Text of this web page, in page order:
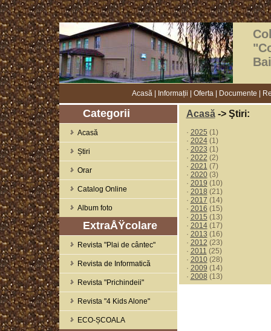
Acasă Informații Oferta Documente
Categorii
Acasă
Știri
Orar
Catalog Online
Album foto
ExtraÅŸcolare
Revista "Plai de cântec"
Revista de Informatică
Revista "Prichindeii"
Revista "4 Kids Alone"
ECO-ȘCOALA
Acasă-> Ştiri:
· 2025 (1)
· 2024(1)
· 2023 (1)
· 2022 (2)
· 2021 (7)
· 2020(3)
· 2019 (10)
· 2018 (21)
· 2017 (14)
· 2016 (15)
· 2015 (13)
· 2014(17)
· 2013 (16)
· 2012 (23)
· 2011 (25)
· 2010(28)
· 2009 (14)
· 2008 (13)